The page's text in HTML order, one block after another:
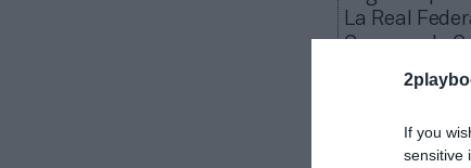
If you
sensitive
La Real
Campos de
para su
“El